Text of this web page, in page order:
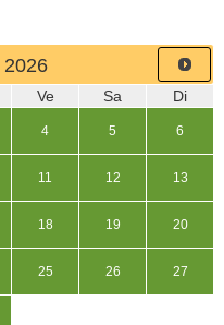
2026
Ve Sa Di
4 5 6
11 12 13
18 19 20
25 26 27